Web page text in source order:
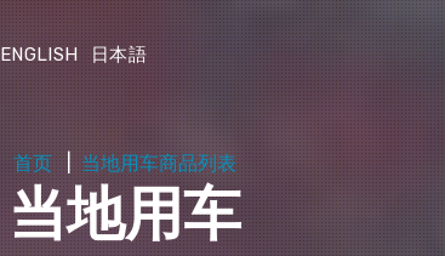
ENGLISH 日本語
首页 当地用车商品列表
当地用车